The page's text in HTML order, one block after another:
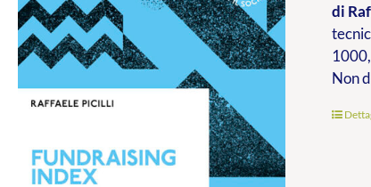
di
Non